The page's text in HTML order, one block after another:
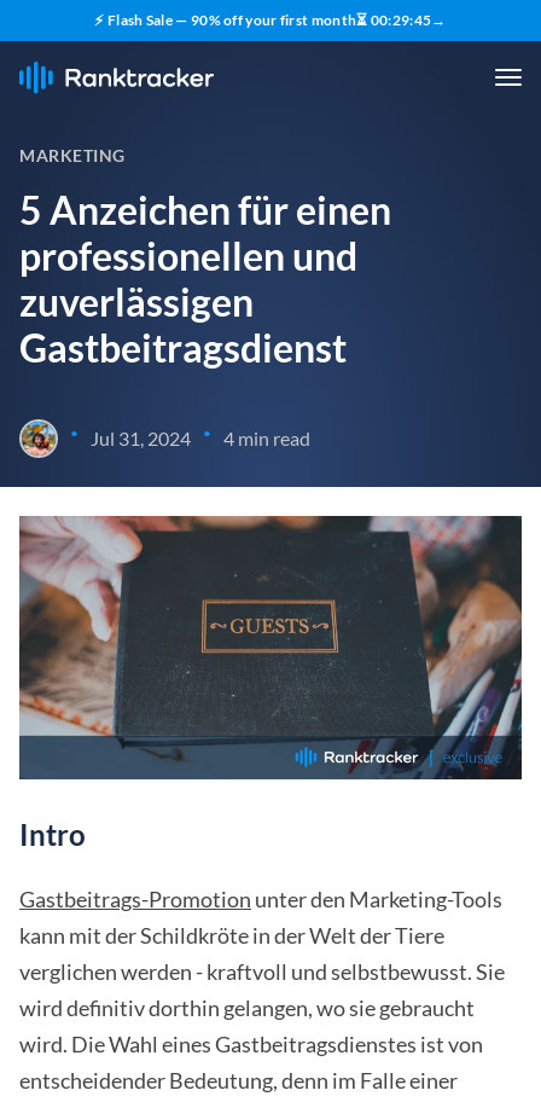
⚡ Flash Sale — 90% off your first month⏳ 00:29:44→
MARKETING
5 Anzeichen für einen
professionellen und
zuverlässigen
Gastbeitragsdienst
• Jul 31, 2024 • 4 min read
Intro
Gastbeitrags-Promotion unter den Marketing-Tools
kann mit der Schildkröte in der Welt der Tiere
verglichen werden - kraftvoll und selbstbewusst. Sie
wird definitiv dorthin gelangen, wo sie gebraucht
wird. Die Wahl eines Gastbeitragsdienstes ist von
entscheidender Bedeutung, denn im Falle einer